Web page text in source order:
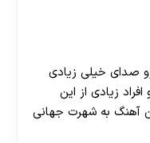
صدای خیلی زیادی
منتشر شد و افراد زیادی از این
آهنگ به شهرت جهانی